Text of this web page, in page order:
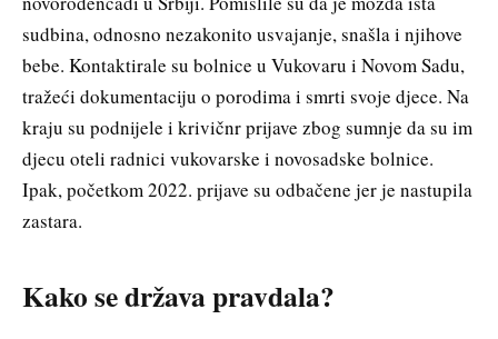
sudbina, odnosno nezakonito usvajanje, snašla i njihove
bebe. Kontaktirale su bolnice u Vukovaru i Novom Sadu,
tražeći dokumentaciju o porodima i smrti svoje djece. Na
kraju su podnijele i krivičnr prijave zbog sumnje da su im
djecu oteli radnici vukovarske i novosadske bolnice.
Ipak, početkom 2022. prijave su odbačene jer je nastupila
zastara.
Kako se država pravdala?